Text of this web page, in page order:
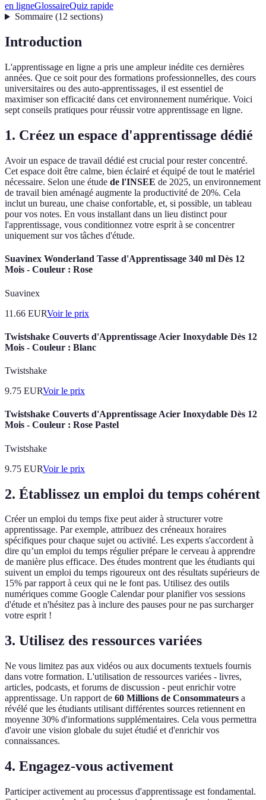
en ligneGlossaireQuiz rapide
Sommaire(12 sections)
Introduction
L'apprentissage en ligne a pris une ampleur inédite ces dernières
années. Que ce soit pour des formations professionnelles, des cours
universitaires ou des auto-apprentissages, il est essentiel de
maximiser son efficacité dans cet environnement numérique. Voici
sept conseils pratiques pour réussir votre apprentissage en ligne.
1. Créez un espace d'apprentissage dédié
Avoir un espace de travail dédié est crucial pour rester concentré.
Cet espace doit être calme, bien éclairé et équipé de tout le matériel
nécessaire. Selon une étude de l'INSEE de 2025, un environnement
de travail bien aménagé augmente la productivité de 20%. Cela
inclut un bureau, une chaise confortable, et, si possible, un tableau
pour vos notes. En vous installant dans un lieu distinct pour
l'apprentissage, vous conditionnez votre esprit à se concentrer
uniquement sur vos tâches d'étude.
Suavinex Wonderland Tasse d'Apprentissage 340 ml Dès 12
Mois - Couleur : Rose
Suavinex
11.66 EURVoir le prix
Twistshake Couverts d'Apprentissage Acier Inoxydable Dès 12
Mois - Couleur : Blanc
Twistshake
9.75 EURVoir le prix
Twistshake Couverts d'Apprentissage Acier Inoxydable Dès 12
Mois - Couleur : Rose Pastel
Twistshake
9.75 EURVoir le prix
2. Établissez un emploi du temps cohérent
Créer un emploi du temps fixe peut aider à structurer votre
apprentissage. Par exemple, attribuez des créneaux horaires
spécifiques pour chaque sujet ou activité. Les experts s'accordent à
dire qu’un emploi du temps régulier prépare le cerveau à apprendre
de manière plus efficace. Des études montrent que les étudiants qui
suivent un emploi du temps rigoureux ont des résultats supérieurs de
15% par rapport à ceux qui ne le font pas. Utilisez des outils
numériques comme Google Calendar pour planifier vos sessions
d'étude et n'hésitez pas à inclure des pauses pour ne pas surcharger
votre esprit !
3. Utilisez des ressources variées
Ne vous limitez pas aux vidéos ou aux documents textuels fournis
dans votre formation. L'utilisation de ressources variées - livres,
articles, podcasts, et forums de discussion - peut enrichir votre
apprentissage. Un rapport de 60 Millions de Consommateurs a
révélé que les étudiants utilisant différentes sources retiennent en
moyenne 30% d'informations supplémentaires. Cela vous permettra
d'avoir une vision globale du sujet étudié et d'enrichir vos
connaissances.
4. Engagez-vous activement
Participer activement au processus d'apprentissage est fondamental.